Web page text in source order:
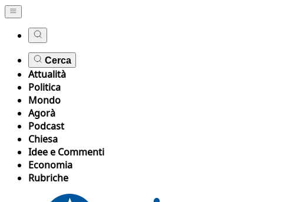
Cerca
Attualità
Politica
Mondo
Agorà
Podcast
Chiesa
Idee e Commenti
Economia
Rubriche